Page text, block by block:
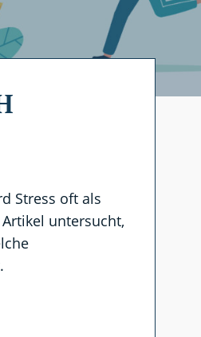
Stress oft als
untersucht,